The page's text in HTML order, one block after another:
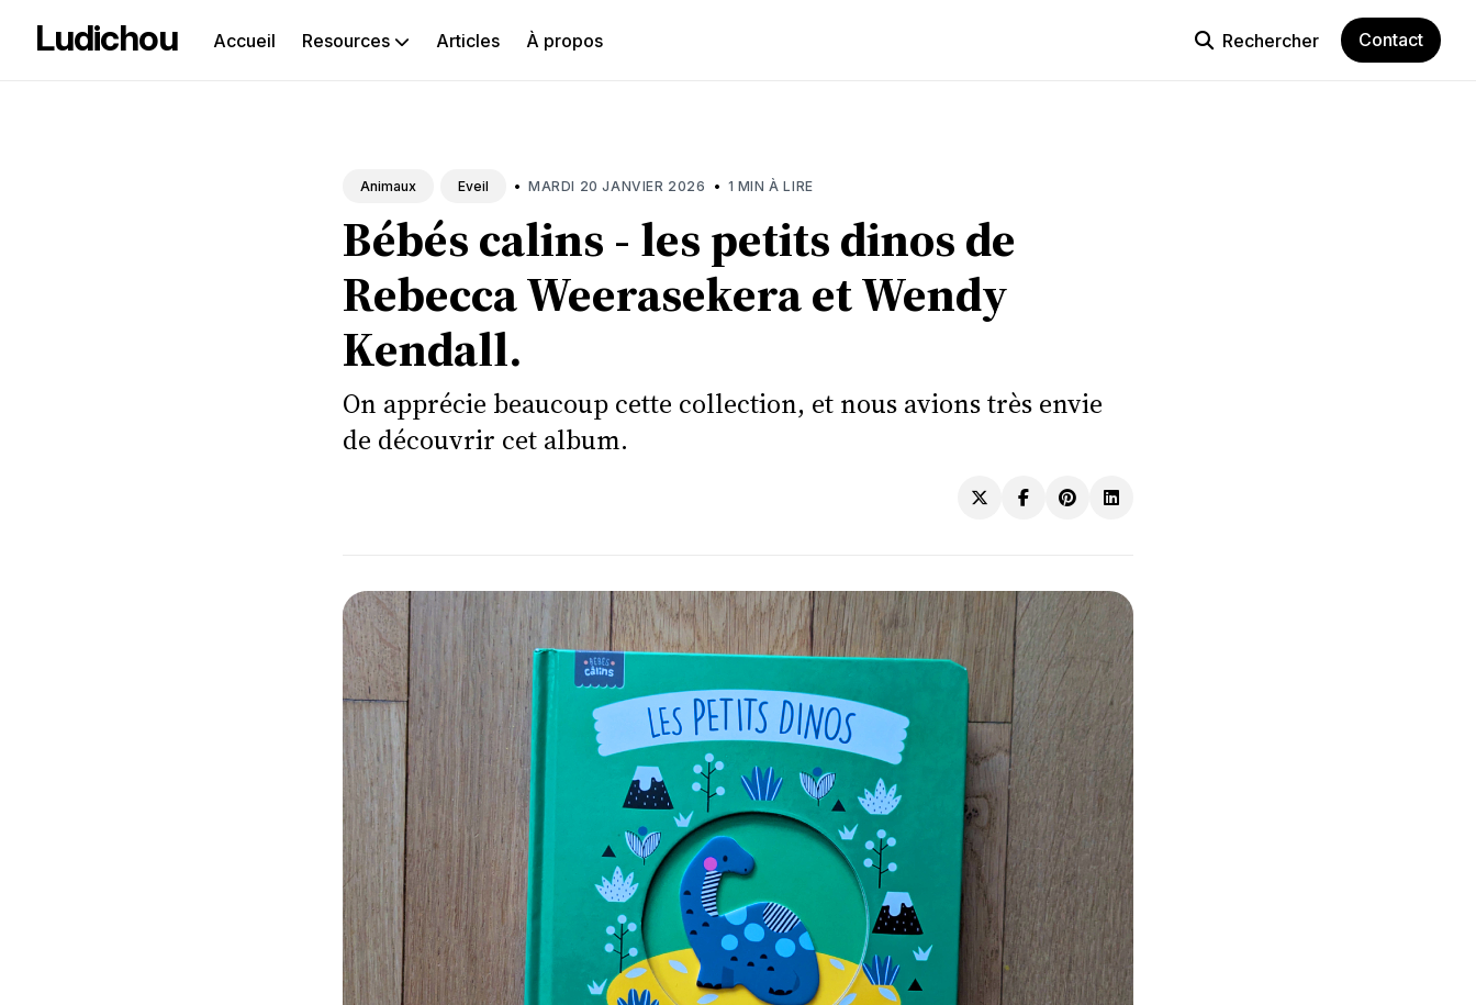
Ludichou Accueil Resources Articles À propos Rechercher Contact
le
Animaux Eveil • MARDI 20 JANVIER 2026 • 1 MIN À LIRE
Bébés calins - les petits dinos de
Rebecca Weerasekera et Wendy
Kendall.
On apprécie beaucoup cette collection, et nous avions très envie
de découvrir cet album.